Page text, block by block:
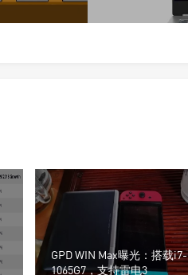
GPD WIN Max曝光：搭载i7-
1065G7，支持雷电3